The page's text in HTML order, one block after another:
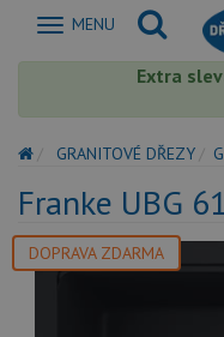
Zobrazit
MENU
Extra
GRANITOVÉ DŘEZY
Franke UBG
DOPRAVA ZDARMA